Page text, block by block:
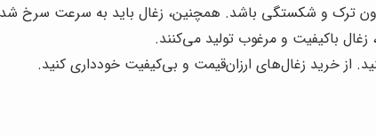
ترک و شکستگی باشد. همچنین، زغال باید به سرعت سرخ
زغال باکیفیت و مرغوب تولید می‌کنند.
از خرید زغال‌های ارزان‌قیمت و بی‌کیفیت خودداری کنید.